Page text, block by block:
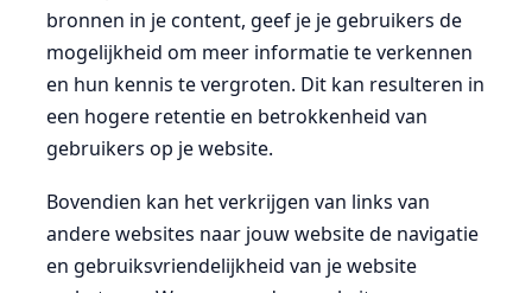
bronnen in je content, geef je je gebruikers de
mogelijkheid om meer informatie te verkennen
en hun kennis te vergroten. Dit kan resulteren in
een hogere retentie en betrokkenheid van
gebruikers op je website.
Bovendien kan het verkrijgen van links van
andere websites naar jouw website de navigatie
en gebruiksvriendelijkheid van je website